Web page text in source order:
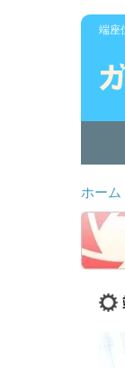
端座
ホーム